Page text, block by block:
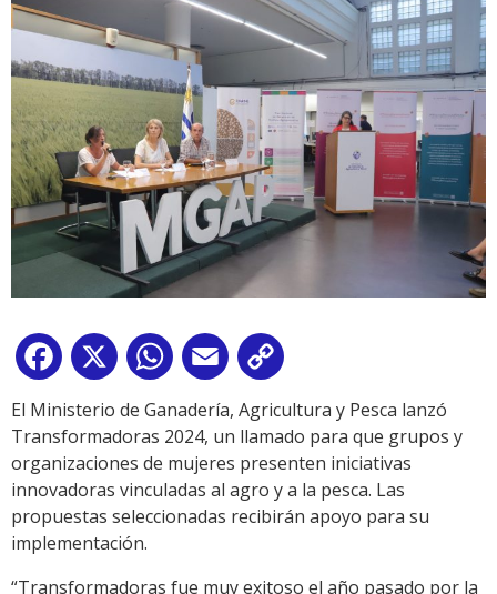
Facebook
X WhatsApp
Email
Link
El Ministerio de Ganadería, Agricultura y Pesca lanzó
Transformadoras 2024, un llamado para que grupos y
organizaciones de mujeres presenten iniciativas
innovadoras vinculadas al agro y a la pesca. Las
propuestas seleccionadas recibirán apoyo para su
implementación.
“Transformadoras fue muy exitoso el año pasado por la